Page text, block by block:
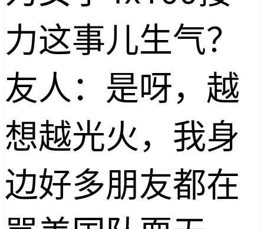
力这事儿生气？
友人：是呀，越
想越光火，我身
边好多朋友都在